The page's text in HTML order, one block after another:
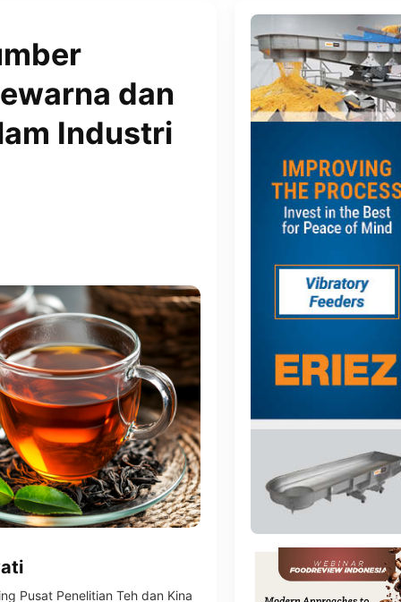
dan
Industri
Pusat Penelitian Teh dan Kina